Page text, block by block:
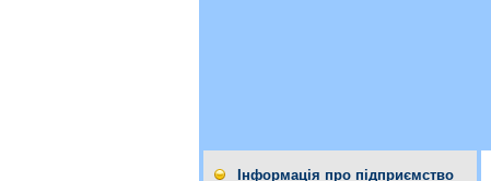
Інформація про підприємство